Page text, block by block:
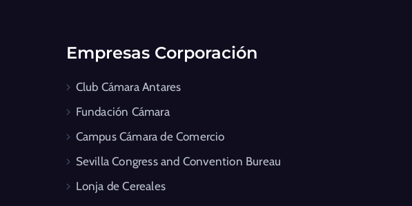
Empresas Corporación
Club Cámara Antares
Fundación Cámara
Campus Cámara de Comercio
Sevilla Congress and Convention Bureau
Lonja de Cereales